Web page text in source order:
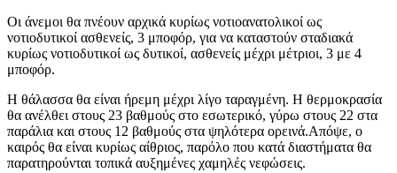
Οι άνεμοι θα πνέουν αρχικά κυρίως νοτιοανατολικοί ως
νοτιοδυτικοί ασθενείς, 3 μποφόρ, για να καταστούν σταδιακά
κυρίως νοτιοδυτικοί ως δυτικοί, ασθενείς μέχρι μέτριοι, 3 με 4
μποφόρ.
Η θάλασσα θα είναι ήρεμη μέχρι λίγο ταραγμένη. Η θερμοκρασία
θα ανέλθει στους 23 βαθμούς στο εσωτερικό, γύρω στους 22 στα
παράλια και στους 12 βαθμούς στα ψηλότερα ορεινά.Απόψε, ο
καιρός θα είναι κυρίως αίθριος, παρόλο που κατά διαστήματα θα
παρατηρούνται τοπικά αυξημένες χαμηλές νεφώσεις.